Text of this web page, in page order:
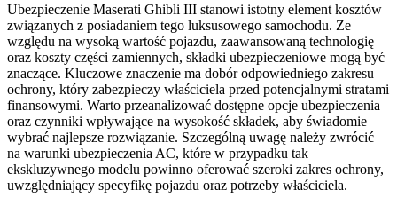
Ubezpieczenie Maserati Ghibli III stanowi istotny element kosztów
związanych z posiadaniem tego luksusowego samochodu. Ze
względu na wysoką wartość pojazdu, zaawansowaną technologię
oraz koszty części zamiennych, składki ubezpieczeniowe mogą być
znaczące. Kluczowe znaczenie ma dobór odpowiedniego zakresu
ochrony, który zabezpieczy właściciela przed potencjalnymi stratami
finansowymi. Warto przeanalizować dostępne opcje ubezpieczenia
oraz czynniki wpływające na wysokość składek, aby świadomie
wybrać najlepsze rozwiązanie. Szczególną uwagę należy zwrócić
na warunki ubezpieczenia AC, które w przypadku tak
ekskluzywnego modelu powinno oferować szeroki zakres ochrony,
uwzględniający specyfikę pojazdu oraz potrzeby właściciela.